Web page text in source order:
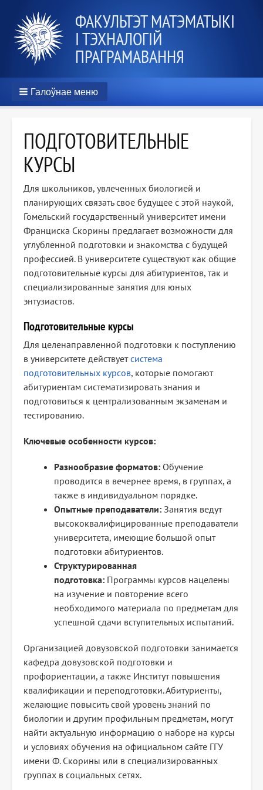
ФАКУЛЬТЭТ МАТЭМАТЫКІ
І ТЭХНАЛОГІЙ
ПРАГРАМАВАННЯ
Галоўнае меню
ПОДГОТОВИТЕЛЬНЫЕ
КУРСЫ
Для школьников, увлеченных биологией и
планирующих связать свое будущее с этой наукой,
Гомельский государственный университет имени
Франциска Скорины предлагает возможности для
углубленной подготовки и знакомства с будущей
профессией. В университете существуют как общие
подготовительные курсы для абитуриентов, так и
специализированные занятия для юных
энтузиастов.
Подготовительные курсы
Для целенаправленной подготовки к поступлению
в университете действуетсистема
подготовительных курсов, которые помогают
абитуриентам систематизировать знания и
подготовиться к централизованным экзаменам и
тестированию.
Ключевые особенности курсов:
Разнообразие форматов: Обучение
проводится в вечернее время, в группах, а
также в индивидуальном порядке.
Опытные преподаватели: Занятия ведут
высококвалифицированные преподаватели
университета, имеющие большой опыт
подготовки абитуриентов.
Структурированная
подготовка: Программы курсов нацелены
на изучение и повторение всего
необходимого материала по предметам для
успешной сдачи вступительных испытаний.
Организацией довузовской подготовки занимается
кафедра довузовской подготовки и
профориентации, а также Институт повышения
квалификации и переподготовки. Абитуриенты,
желающие повысить свой уровень знаний по
биологии и другим профильным предметам, могут
найти актуальную информацию о наборе на курсы
и условиях обучения на официальном сайте ГГУ
имени Ф. Скорины или в специализированных
группах в социальных сетях.